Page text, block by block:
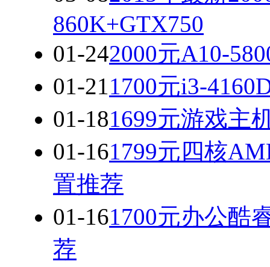
860K+GTX750
01-242000元A10-
01-211700元i3-
01-181699元游戏主
01-161799元四核
置推荐
01-161700元办公酷
荐